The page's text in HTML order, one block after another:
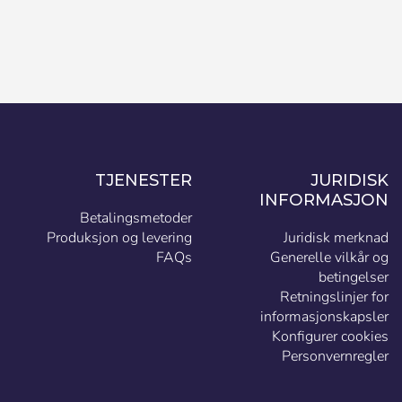
TJENESTER
Betalingsmetoder
Produksjon og levering
FAQs
JURIDISK
INFORMASJON
Juridisk merknad
Generelle vilkår og
betingelser
Retningslinjer for
informasjonskapsler
Konfigurer cookies
Personvernregler